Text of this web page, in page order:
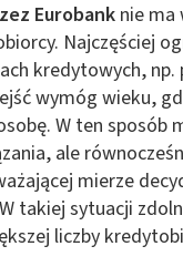
Eurobanknie ma
Najczęściej
kredytowych, np.
wymóg wieku,
W ten sposób
ale
mierze
takiej sytuacji
liczby